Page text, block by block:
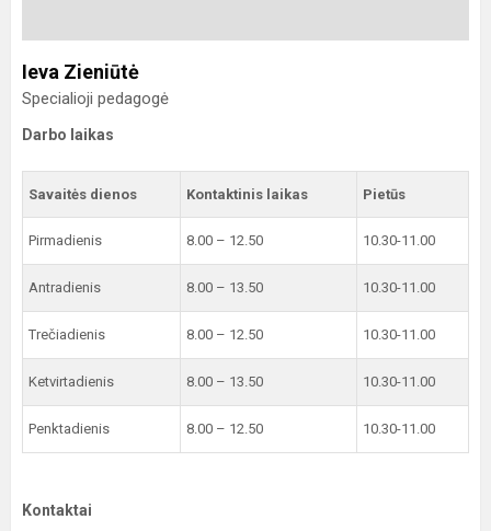
Ieva Zieniūtė
Specialioji pedagogė
Darbo laikas
Savaitės dienos Kontaktinis laikas Pietūs
Pirmadienis 8.00 – 12.50 10.30-11.00
Antradienis 8.00 – 13.50 10.30-11.00
Trečiadienis 8.00 – 12.50 10.30-11.00
Ketvirtadienis 8.00 – 13.50 10.30-11.00
Penktadienis 8.00 – 12.50 10.30-11.00
Kontaktai